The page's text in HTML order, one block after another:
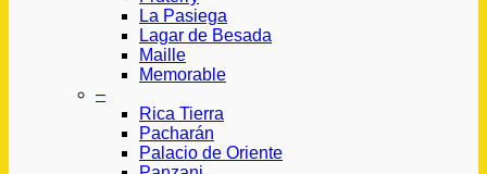
La Pasiega
Lagar de Besada
Maille
Memorable
–
Rica Tierra
Pacharán
Palacio de Oriente